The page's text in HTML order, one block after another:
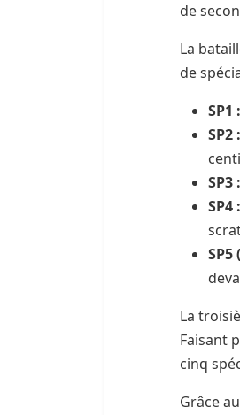
de
La
de
SP1 :
SP2 :
SP3 :
SP4 :
SP5
La
Faisant
cinq
Grâce